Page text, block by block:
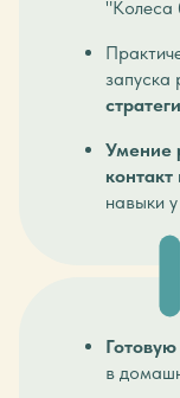
Умение
контакт
навыки
запуска
"Колеса
в